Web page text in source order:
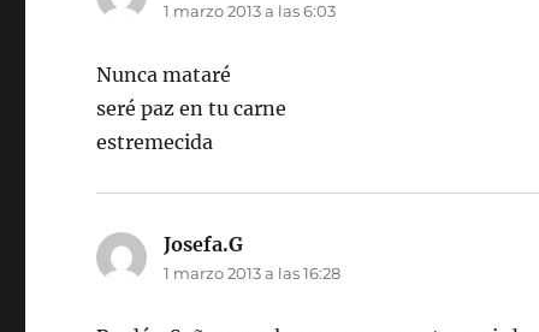
1 marzo 2013 a las 6:03
Nunca mataré
seré paz en tu carne
estremecida
Josefa.G
1 marzo 2013 a las 16:28